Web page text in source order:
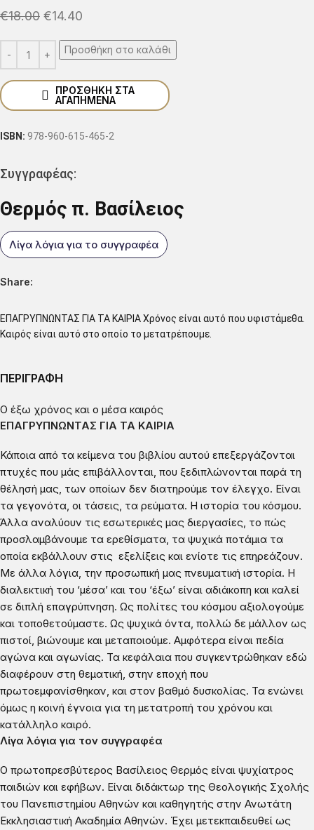
€18.00 €14.40
Προσθήκη στο καλάθι
ΠΡΟΣΘΉΚΗ ΣΤΑ
ΑΓΑΠΗΜΈΝΑ
ISBN: 978-960-615-465-2
Συγγραφέας:
Θερμός π. Βασίλειος
Λίγα λόγια για το συγγραφέα
Share:
ΕΠΑΓΡΥΠΝΩΝΤΑΣ ΓΙΑ ΤΑ ΚΑΙΡΙΑ Χρόνος είναι αυτό που υφιστάμεθα.
Καιρός είναι αυτό στο οποίο το μετατρέπουμε.
ΠΕΡΙΓΡΑΦΗ
Ο έξω χρόνος και ο μέσα καιρός
ΕΠΑΓΡΥΠΝΩΝΤΑΣ ΓΙΑ ΤΑ ΚΑΙΡΙΑ
Κάποια από τα κείμενα του βιβλίου αυτού επεξεργάζονται
πτυχές που μάς επιβάλλονται, που ξεδιπλώνονται παρά τη
θέλησή μας, των οποίων δεν διατηρούμε τον έλεγχο. Είναι
τα γεγονότα, οι τάσεις, τα ρεύματα. Η ιστορία του κόσμου.
Άλλα αναλύουν τις εσωτερικές μας διεργασίες, το πώς
προσλαμβάνουμε τα ερεθίσματα, τα ψυχικά ποτάμια τα
οποία εκβάλλουν στις εξελίξεις και ενίοτε τις επηρεάζουν.
Με άλλα λόγια, την προσωπική μας πνευματική ιστορία. Η
διαλεκτική του ‘μέσα’ και του ‘έξω’ είναι αδιάκοπη και καλεί
σε διπλή επαγρύπνηση. Ως πολίτες του κόσμου αξιολογούμε
και τοποθετούμαστε. Ως ψυχικά όντα, πολλώ δε μάλλον ως
πιστοί, βιώνουμε και μεταποιούμε. Αμφότερα είναι πεδία
αγώνα και αγωνίας. Τα κεφάλαια που συγκεντρώθηκαν εδώ
διαφέρουν στη θεματική, στην εποχή που
πρωτοεμφανίσθηκαν, και στον βαθμό δυσκολίας. Τα ενώνει
όμως η κοινή έγνοια για τη μετατροπή του χρόνου και
κατάλληλο καιρό.
Λίγα λόγια για τον συγγραφέα
Ο πρωτοπρεσβύτερος Βασίλειος Θερμός είναι ψυχίατρος
παιδιών και εφήβων. Είναι διδάκτωρ της Θεολογικής Σχολής
του Πανεπιστημίου Αθηνών και καθηγητής στην Ανωτάτη
Εκκλησιαστική Ακαδημία Αθηνών. Έχει μετεκπαιδευθεί ως